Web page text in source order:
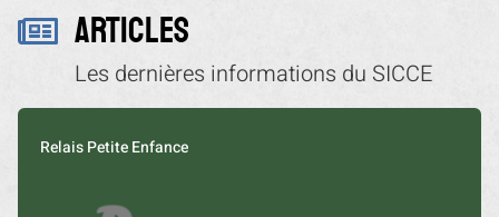
 ARTICLES
Les dernières informations du SICCE
Relais Petite Enfance